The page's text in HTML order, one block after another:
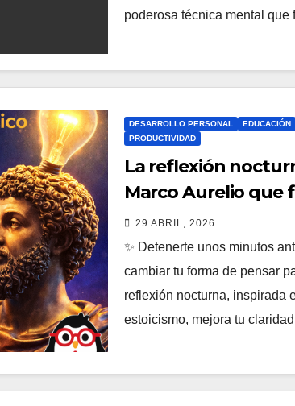
poderosa técnica mental
DESARROLLO PERSONAL EDUCACIÓN
PRODUCTIVIDAD
La reflexión
Marco Aurelio que
mente y mejora tus
cada día
29 ABRIL, 2026
✨ Detenerte unos minutos
cambiar tu forma de pensar
reflexión nocturna, inspirada
estoicismo, mejora tu